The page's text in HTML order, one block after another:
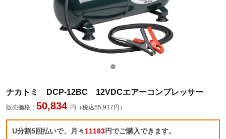
ナカトミ DCP-12BC 12VDCエアーコンプレッサー
販売価格： 50,834 円（税込55,917円）
U分割5回払いで、月々11183円でご購入できます。